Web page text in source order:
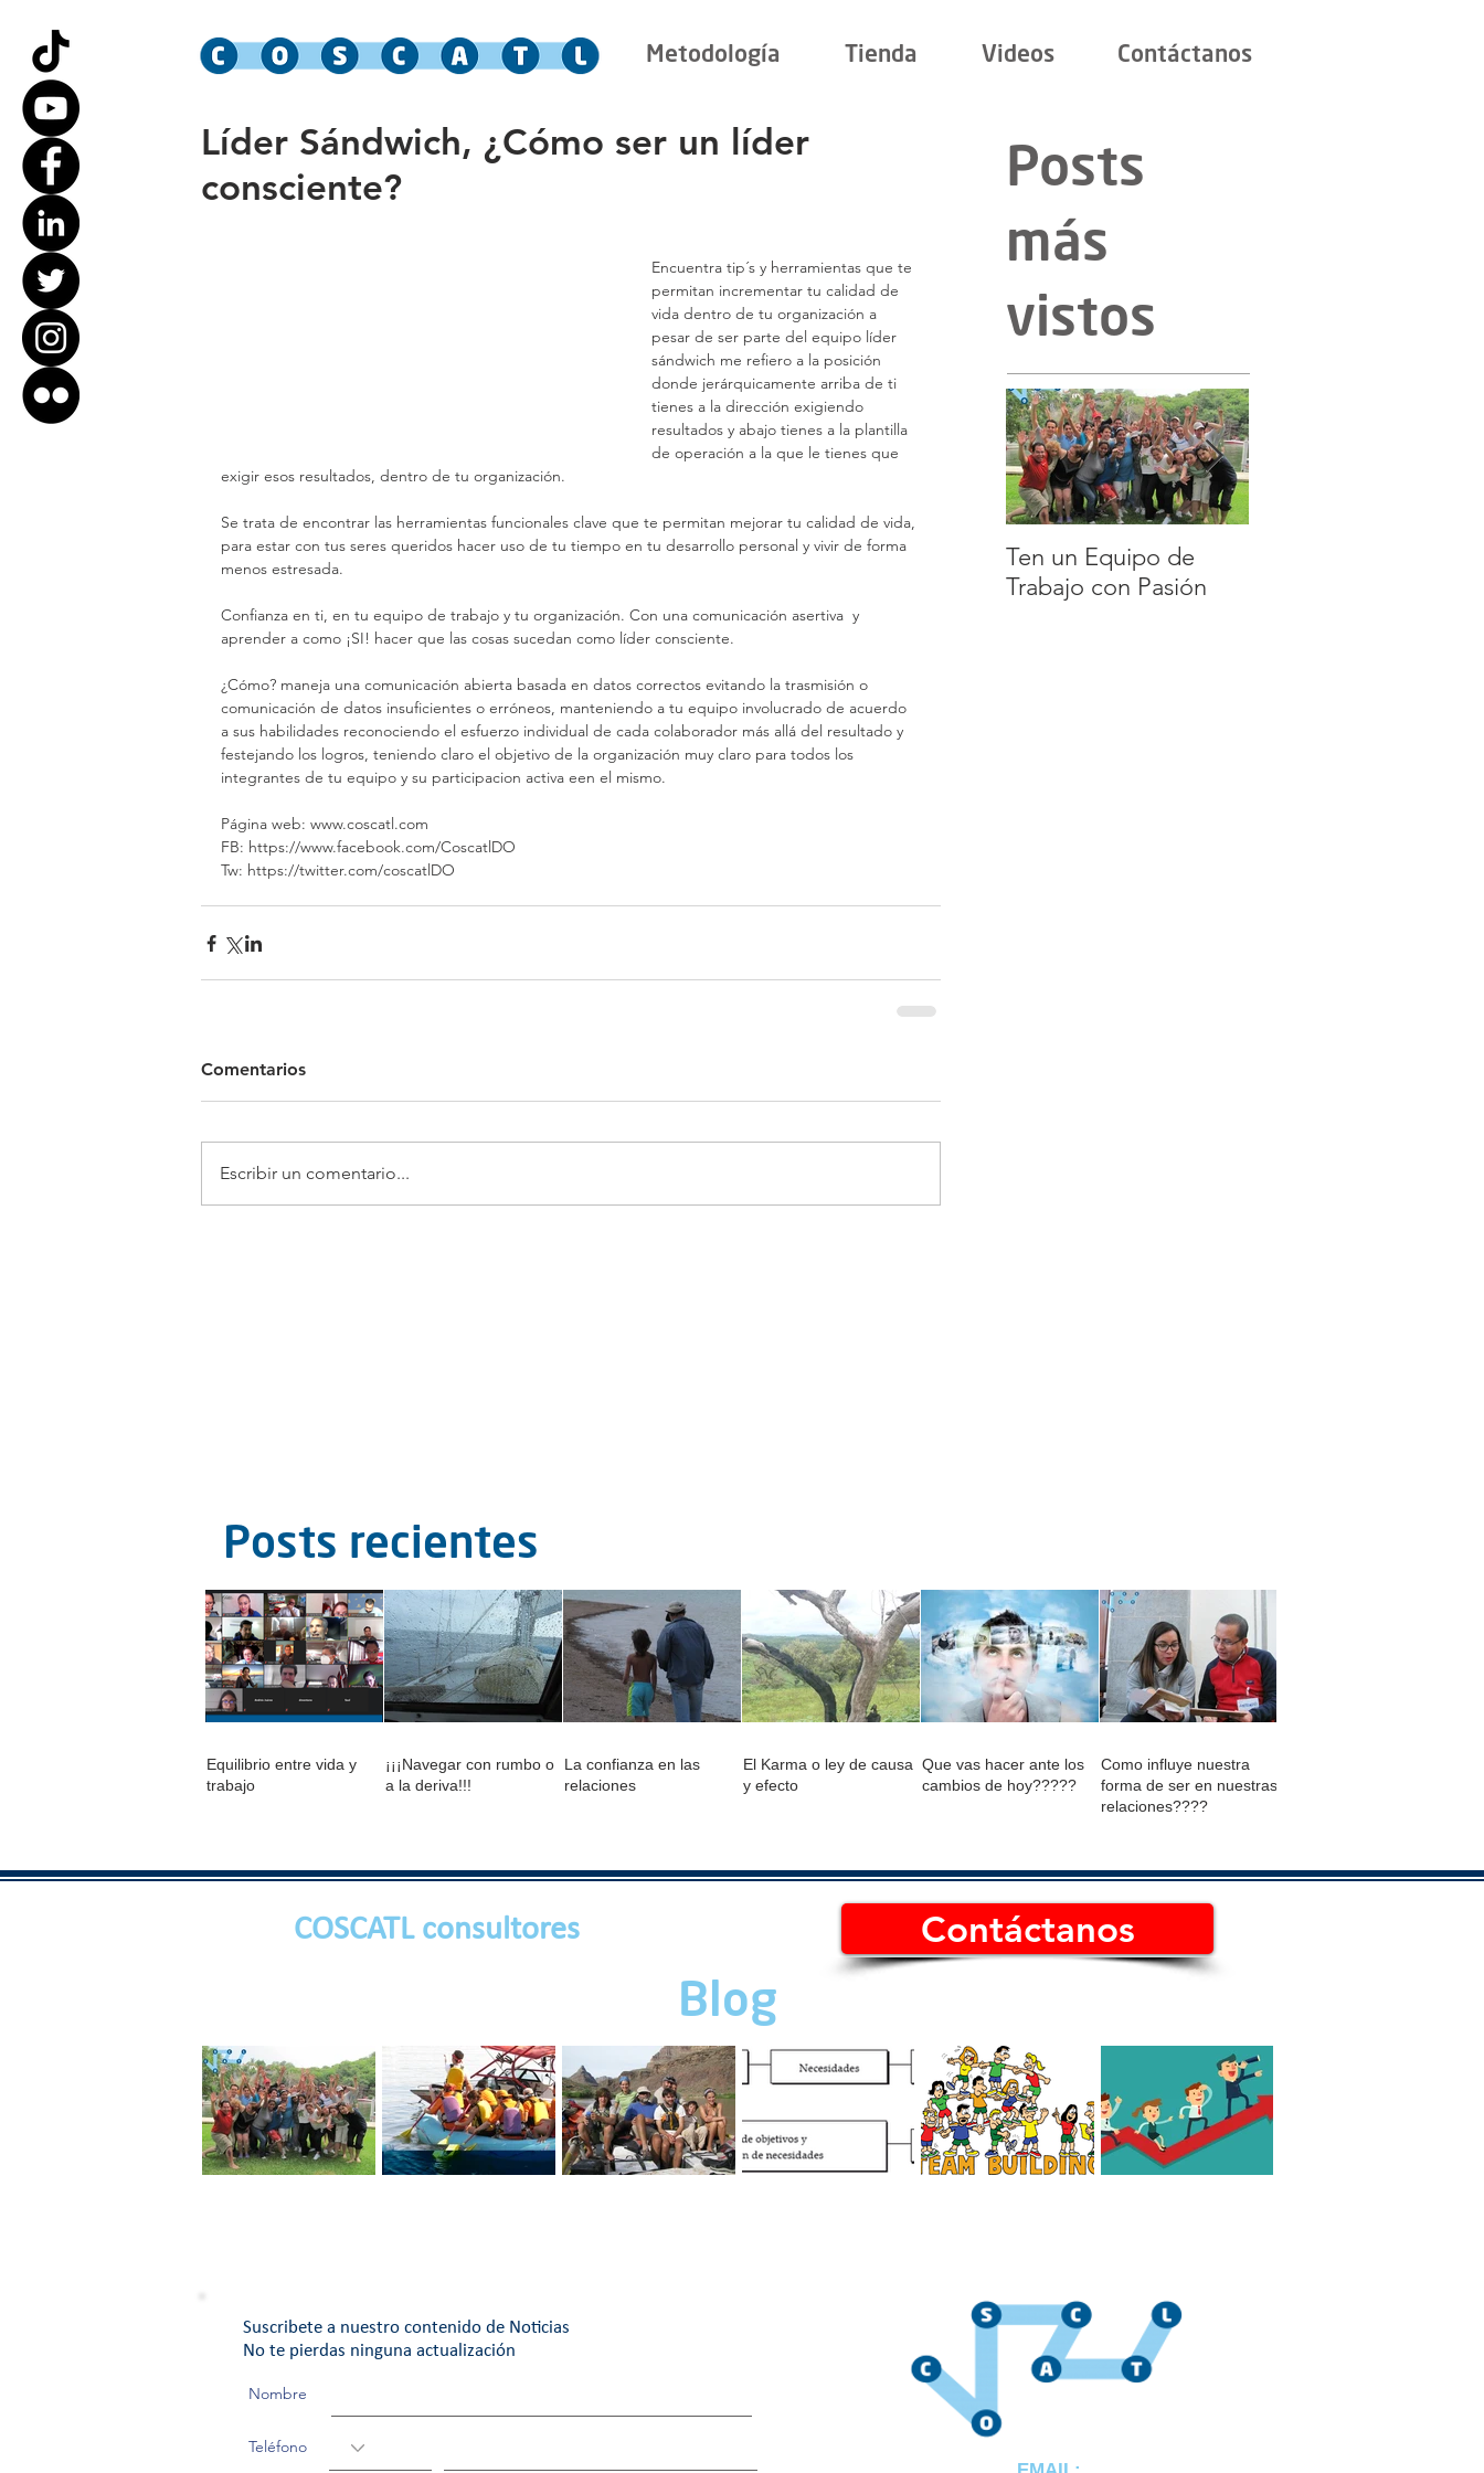
Metodología Tienda Videos Contáctanos
Líder Sándwich, ¿Cómo ser un líder
consciente?
Encuentra tip´s y herramientas que te
permitan incrementar tu calidad de
vida dentro de tu organización a
pesar de ser parte del equipo líder
sándwich me refiero a la posición
donde jerárquicamente arriba de ti
tienes a la dirección exigiendo
resultados y abajo tienes a la plantilla
de operación a la que le tienes que
exigir esos resultados, dentro de tu organización.
Se trata de encontrar las herramientas funcionales clave que te permitan mejorar tu calidad de vida,
para estar con tus seres queridos hacer uso de tu tiempo en tu desarrollo personal y vivir de forma
menos estresada.
Confianza en ti, en tu equipo de trabajo y tu organización. Con una comunicación asertiva  y
aprender a como ¡SI! hacer que las cosas sucedan como líder consciente.
¿Cómo? maneja una comunicación abierta basada en datos correctos evitando la trasmisión o
comunicación de datos insuficientes o erróneos, manteniendo a tu equipo involucrado de acuerdo
a sus habilidades reconociendo el esfuerzo individual de cada colaborador más allá del resultado y
festejando los logros, teniendo claro el objetivo de la organización muy claro para todos los
integrantes de tu equipo y su participacion activa een el mismo.
Página web: www.coscatl.com
FB: https://www.facebook.com/CoscatlDO
Tw: https://twitter.com/coscatlDO
Comentarios
Escribir un comentario...
Posts
más
vistos
Ten un Equipo de
Trabajo con Pasión
Posts recientes
Equilibrio entre vida y
trabajo
¡¡¡Navegar con rumbo o
a la deriva!!!
La confianza en las
relaciones
El Karma o ley de causa
y efecto
Que vas hacer ante los
cambios de hoy?????
Como influye nuestra
forma de ser en nuestras
relaciones????
COSCATL consultores Contáctanos
Blog
No te pierdas ninguna actualización
Suscribete a nuestro contenido de Noticias
Nombre
Teléfono